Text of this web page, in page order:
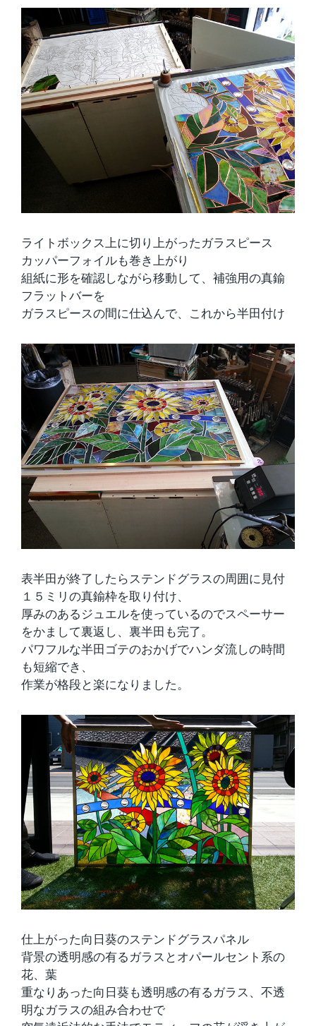
ライトボックス上に切り上がったガラスピース
カッパーフォイルも巻き上がり
組紙に形を確認しながら移動して、補強用の真鍮
フラットバーを
ガラスピースの間に仕込んで、これから半田付け
表半田が終了したらステンドグラスの周囲に見付
１５ミリの真鍮枠を取り付け、
厚みのあるジュエルを使っているのでスペーサー
をかまして裏返し、裏半田も完了。
パワフルな半田ゴテのおかげでハンダ流しの時間
も短縮でき、
作業が格段と楽になりました。
仕上がった向日葵のステンドグラスパネル
背景の透明感の有るガラスとオパールセント系の
花、葉
重なりあった向日葵も透明感の有るガラス、不透
明なガラスの組み合わせで